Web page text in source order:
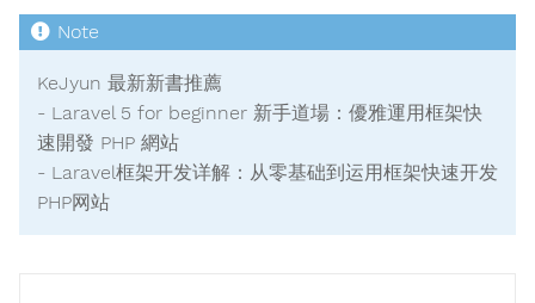
KeJyun 最新新書推薦
- Laravel 5 for beginner 新手道場：優雅運用框架快
速開發 PHP 網站
- Laravel框架开发详解：从零基础到运用框架快速开发
PHP网站